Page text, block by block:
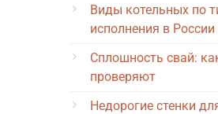
Виды котельных по
исполнения в России
Сплошность свай:
проверяют
Недорогие стенки